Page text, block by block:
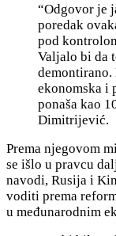
“Odgovor je
poredak
pod
Valjalo bi da
demontirano.
ekonomska i
ponaša kao
Dimitrijević.
Prema njegovom
se išlo u pravcu
navodi, Rusija i
voditi prema
u međunarodnim